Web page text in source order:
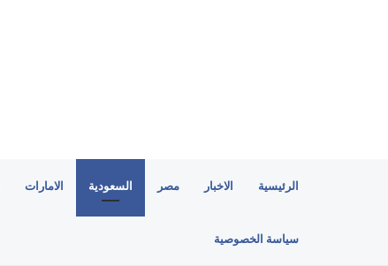
الرئيسية الاخبار مصر السعودية الامارات
سياسة الخصوصية